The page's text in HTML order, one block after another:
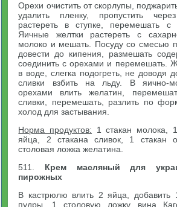
Орехи очистить от скорлупы,
удалить пленку, пропустить
растереть в ступке, перемешать с
Яичные желтки растереть с
молоко и мешать. Посуду со смесью
довести до кипения, размешать
соединить с орехами и перемешать.
в воде, слегка подогреть, не доводя
сливки взбить на льду. В яично-
орехами влить желатин,
сливки, перемешать, разлить по
холод для застывания.
Норма продуктов: 1 стакан молока,
яйца, 2 стакана сливок, 1 стакан
столовая ложка желатина.
511. Крем масляный для
пирожных
В кастрюлю влить 2 яйца, добавить
пудры, 1 столовую ложку вина